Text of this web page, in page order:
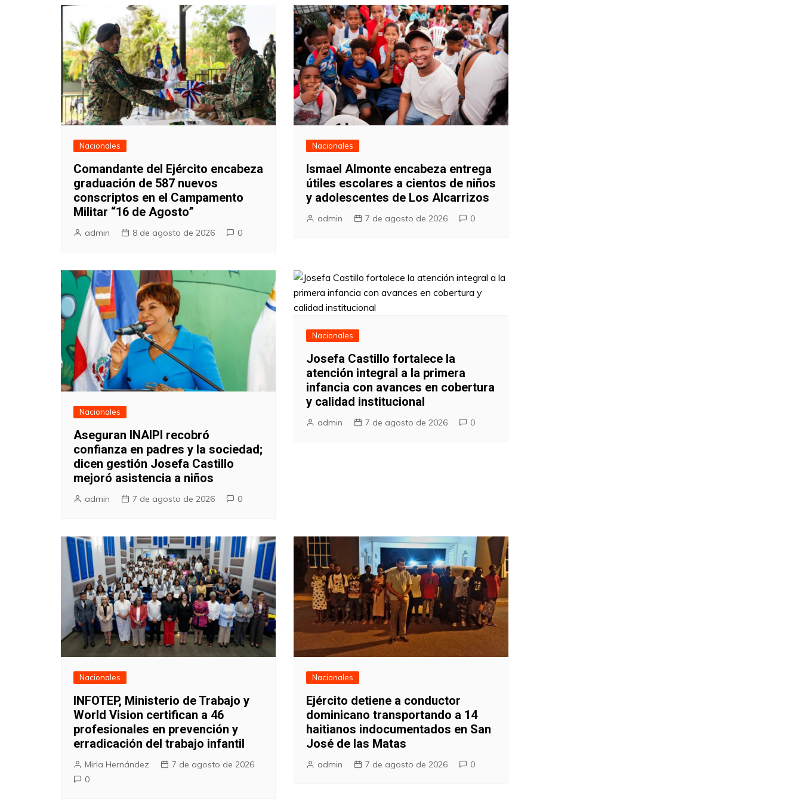
Nacionales
Comandante del Ejército encabeza
graduación de 587 nuevos
conscriptos en el Campamento
Militar “16 de Agosto”
admin 8 de agosto de 2026 0
Nacionales
Ismael Almonte encabeza entrega
útiles escolares a cientos de niños
y adolescentes de Los Alcarrizos
admin 7 de agosto de 2026 0
Nacionales
Aseguran INAIPI recobró
confianza en padres y la sociedad;
dicen gestión Josefa Castillo
mejoró asistencia a niños
admin 7 de agosto de 2026 0
Nacionales
Josefa Castillo fortalece la
atención integral a la primera
infancia con avances en cobertura
y calidad institucional
admin 7 de agosto de 2026 0
Nacionales
INFOTEP, Ministerio de Trabajo y
World Vision certifican a 46
profesionales en prevención y
erradicación del trabajo infantil
Mirla Hernández
7 de agosto de 2026
0
Nacionales
Ejército detiene a conductor
dominicano transportando a 14
haitianos indocumentados en San
José de las Matas
admin 7 de agosto de 2026 0